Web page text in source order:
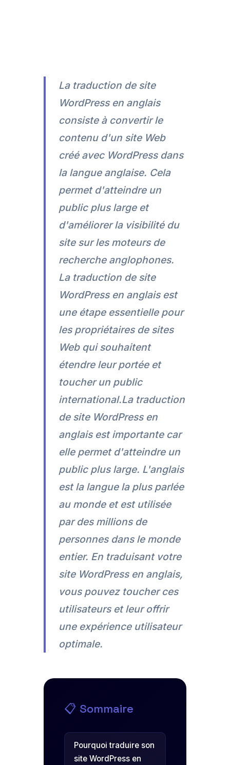
La traduction de site
WordPress en anglais
consiste à convertir le
contenu d'un site Web
créé avec WordPress dans
la langue anglaise. Cela
permet d'atteindre un
public plus large et
d'améliorer la visibilité du
site sur les moteurs de
recherche anglophones.
La traduction de site
WordPress en anglais est
une étape essentielle pour
les propriétaires de sites
Web qui souhaitent
étendre leur portée et
toucher un public
international.La traduction
de site WordPress en
anglais est importante car
elle permet d'atteindre un
public plus large. L'anglais
est la langue la plus parlée
au monde et est utilisée
par des millions de
personnes dans le monde
entier. En traduisant votre
site WordPress en anglais,
vous pouvez toucher ces
utilisateurs et leur offrir
une expérience utilisateur
optimale.
📋 Sommaire
Pourquoi traduire son
site WordPress en